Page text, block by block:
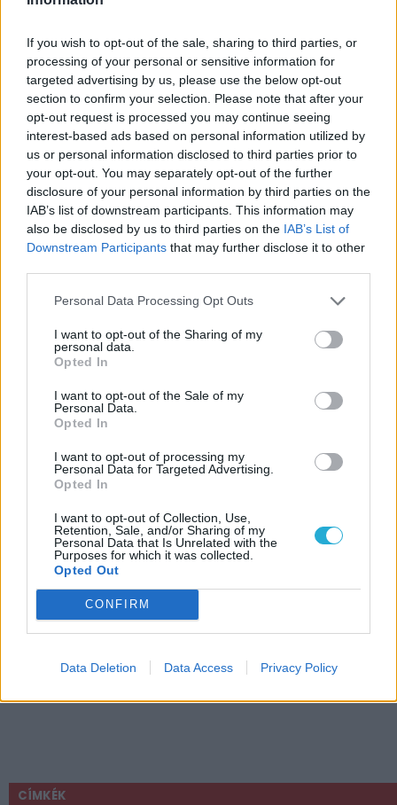
If you wish to opt-out of the sale, sharing to third parties, or
processing of your personal or sensitive information for
targeted advertising by us, please use the below opt-out
section to confirm your selection. Please note that after your
opt-out request is processed you may continue seeing
interest-based ads based on personal information utilized by
us or personal information disclosed to third parties prior to
your opt-out. You may separately opt-out of the further
disclosure of your personal information by third parties on the
IAB’s list of downstream participants. This information may
also be disclosed by us to third parties on the IAB’s List of
Downstream Participants that may further disclose it to other
Personal Data Processing Opt Outs
I want to opt-out of the Sharing of my
personal data.
Opted In
I want to opt-out of the Sale of my
Personal Data.
Opted In
I want to opt-out of processing my
Personal Data for Targeted Advertising.
Opted In
I want to opt-out of Collection, Use,
Retention, Sale, and/or Sharing of my
Personal Data that Is Unrelated with the
Purposes for which it was collected.
Opted Out
CONFIRM
Data Deletion Data Access Privacy Policy
Nagyon vagány limitált kiadást kap
Európában a Fort Solis
LEGFRISSEBB VIDEÓNK
CÍMKÉK